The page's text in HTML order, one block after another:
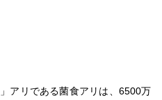
アリである菌食アリは、6500万